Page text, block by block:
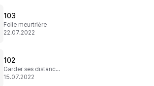
103
Folie meurtrière
22.07.2022
102
Garder ses distances
15.07.2022